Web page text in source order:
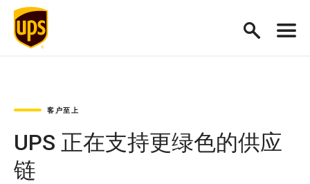
客户至上
UPS 正在支持更绿色的供应
链